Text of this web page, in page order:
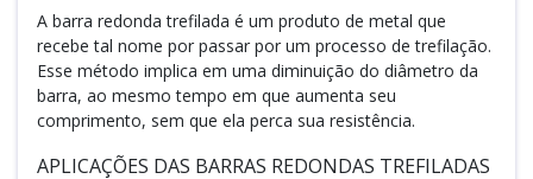
A barra redonda trefilada é um produto de metal que
recebe tal nome por passar por um processo de trefilação.
Esse método implica em uma diminuição do diâmetro da
barra, ao mesmo tempo em que aumenta seu
comprimento, sem que ela perca sua resistência.
APLICAÇÕES DAS BARRAS REDONDAS TREFILADAS